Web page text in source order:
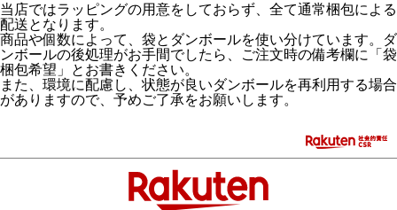
当店ではラッピングの用意をしておらず、全て通常梱包による
配送となります。
商品や個数によって、袋とダンボールを使い分けています。ダ
ンボールの後処理がお手間でしたら、ご注文時の備考欄に「袋
梱包希望」とお書きください。
また、環境に配慮し、状態が良いダンボールを再利用する場合
がありますので、予めご了承をお願いします。